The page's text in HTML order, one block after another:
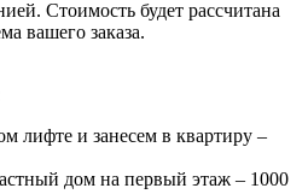
Стоимость будет рассчитана
вашего заказа.
лифте и занесем в квартиру –
дом на первый этаж – 1000